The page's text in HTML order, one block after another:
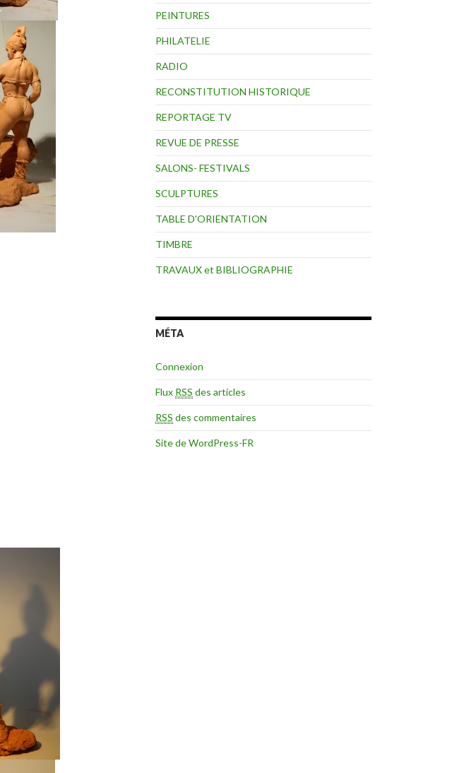
PEINTURES
PHILATELIE
RADIO
RECONSTITUTION HISTORIQUE
REPORTAGE TV
REVUE DE PRESSE
SALONS- FESTIVALS
SCULPTURES
TABLE D'ORIENTATION
TIMBRE
TRAVAUX et BIBLIOGRAPHIE
MÉTA
Connexion
Flux RSS des articles
RSS des commentaires
Site de WordPress-FR